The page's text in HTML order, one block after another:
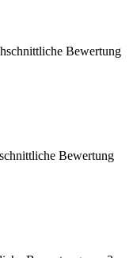
Bewertung
Bewertung